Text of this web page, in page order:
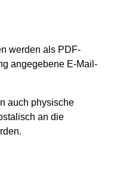
werden als PDF-
angegebene E-Mail-
auch physische
an die